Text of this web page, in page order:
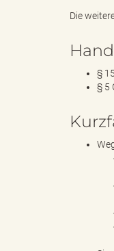
Die
§
§ 5